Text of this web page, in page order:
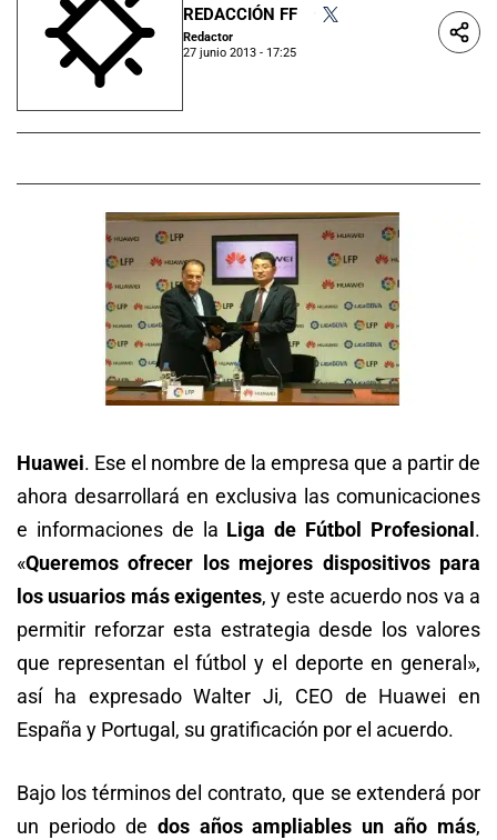
REDACCIÓN FF
Redactor
27 junio 2013 - 17:25
Huawei. Ese el nombre de la empresa que a partir de
ahora desarrollará en exclusiva las comunicaciones
e informaciones de la Liga de Fútbol Profesional .
«Queremos ofrecer los mejores dispositivos para
los usuarios más exigentes, y este acuerdo nos va a
permitir reforzar esta estrategia desde los valores
que representan el fútbol y el deporte en general»,
así ha expresado Walter Ji, CEO de Huawei en
España y Portugal, su gratificación por el acuerdo.
Bajo los términos del contrato, que se extenderá por
un periodo de dos años ampliables un año más,